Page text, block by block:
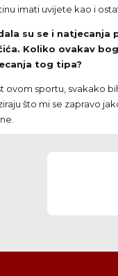
imati uvijete kao i
su se i
Koliko ovakav
tog tipa?
sportu, svakako
što mi se zapravo